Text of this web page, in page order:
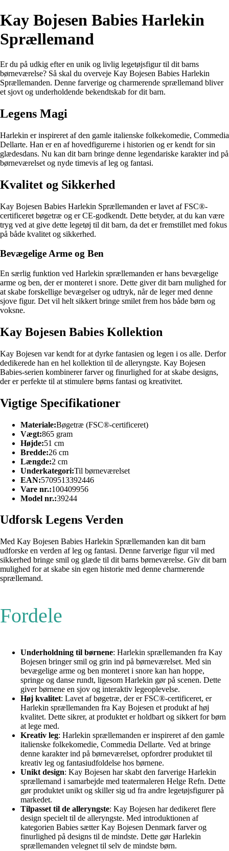
Kay Bojesen Babies Harlekin
Sprællemand
Er du på udkig efter en unik og livlig legetøjsfigur til dit barns
børneværelse? Så skal du overveje Kay Bojesen Babies Harlekin
Sprællemanden. Denne farverige og charmerende sprællemand bliver
et sjovt og underholdende bekendtskab for dit barn.
Legens Magi
Harlekin er inspireret af den gamle italienske folkekomedie, Commedia
Dellarte. Han er en af hovedfigurerne i historien og er kendt for sin
glædesdans. Nu kan dit barn bringe denne legendariske karakter ind på
børneværelset og nyde timevis af leg og fantasi.
Kvalitet og Sikkerhed
Kay Bojesen Babies Harlekin Sprællemanden er lavet af FSC®-
certificeret bøgetræ og er CE-godkendt. Dette betyder, at du kan være
tryg ved at give dette legetøj til dit barn, da det er fremstillet med fokus
på både kvalitet og sikkerhed.
Bevægelige Arme og Ben
En særlig funktion ved Harlekin sprællemanden er hans bevægelige
arme og ben, der er monteret i snore. Dette giver dit barn mulighed for
at skabe forskellige bevægelser og udtryk, når de leger med denne
sjove figur. Det vil helt sikkert bringe smilet frem hos både børn og
voksne.
Kay Bojesen Babies Kollektion
Kay Bojesen var kendt for at dyrke fantasien og legen i os alle. Derfor
dedikerede han en hel kollektion til de alleryngste. Kay Bojesen
Babies-serien kombinerer farver og finurlighed for at skabe designs,
der er perfekte til at stimulere børns fantasi og kreativitet.
Vigtige Specifikationer
Materiale:Bøgetræ (FSC®-certificeret)
Vægt:865 gram
Højde:51 cm
Bredde:26 cm
Længde:2 cm
Underkategori:Til børneværelset
EAN:5709513392446
Vare nr.:100409956
Model nr.:39244
Udforsk Legens Verden
Med Kay Bojesen Babies Harlekin Sprællemanden kan dit barn
udforske en verden af leg og fantasi. Denne farverige figur vil med
sikkerhed bringe smil og glæde til dit barns børneværelse. Giv dit barn
mulighed for at skabe sin egen historie med denne charmerende
sprællemand.
Fordele
Underholdning til børnene: Harlekin sprællemanden fra Kay
Bojesen bringer smil og grin ind på børneværelset. Med sin
bevægelige arme og ben monteret i snore kan han hoppe,
springe og danse rundt, ligesom Harlekin gør på scenen. Dette
giver børnene en sjov og interaktiv legeoplevelse.
Høj kvalitet: Lavet af bøgetræ, der er FSC®-certificeret, er
Harlekin sprællemanden fra Kay Bojesen et produkt af høj
kvalitet. Dette sikrer, at produktet er holdbart og sikkert for børn
at lege med.
Kreativ leg: Harlekin sprællemanden er inspireret af den gamle
italienske folkekomedie, Commedia Dellarte. Ved at bringe
denne karakter ind på børneværelset, opfordrer produktet til
kreativ leg og fantasiudfoldelse hos børnene.
Unikt design: Kay Bojesen har skabt den farverige Harlekin
sprællemand i samarbejde med teatermaleren Helge Refn. Dette
gør produktet unikt og skiller sig ud fra andre legetøjsfigurer på
markedet.
Tilpasset til de alleryngste: Kay Bojesen har dedikeret flere
design specielt til de alleryngste. Med introduktionen af
kategorien Babies sætter Kay Bojesen Denmark farver og
finurlighed på designs til de mindste. Dette gør Harlekin
sprællemanden velegnet til selv de mindste børn.